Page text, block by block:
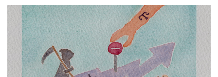
男具攻擊性，男子最終於22日被新莊警方逮捕。